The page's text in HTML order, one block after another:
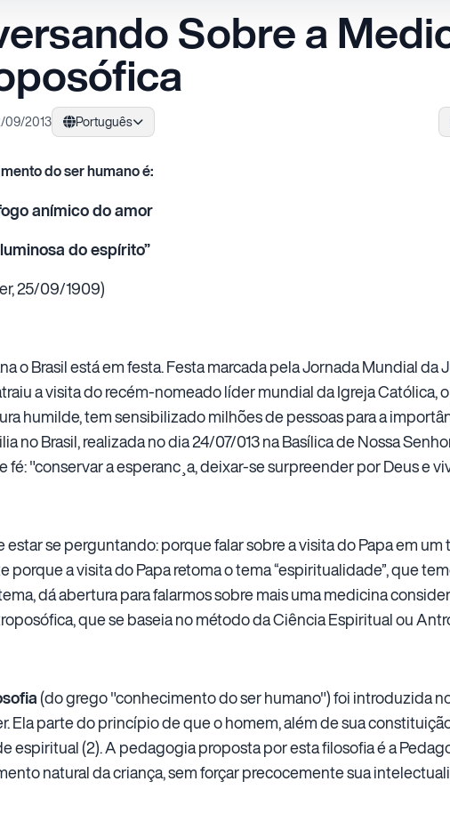
Sobre a
09/2013 Português
do ser humano é:
anímico do amor
do espírito”
25/09/1909)
o Brasil está em festa. Festa marcada pela Jornada Mundial da
a visita do recém-nomeado líder mundial da Igreja Católica,
humilde, tem sensibilizado milhões de pessoas para a
no Brasil, realizada no dia 24/07/013 na Basílica de Nossa
fé: "conservar a esperanc¸a, deixar-se surpreender por Deus e
se perguntando: porque falar sobre a visita do Papa em
porque a visita do Papa retoma o tema “espiritualidade”, que
dá abertura para falarmos sobre mais uma medicina
que se baseia no método da Ciência Espiritual ou
(do grego "conhecimento do ser humano") foi introduzida
Ela parte do princípio de que o homem, além de sua
espiritual (2). A pedagogia proposta por esta filosofia é a
natural da criança, sem forçar precocemente sua